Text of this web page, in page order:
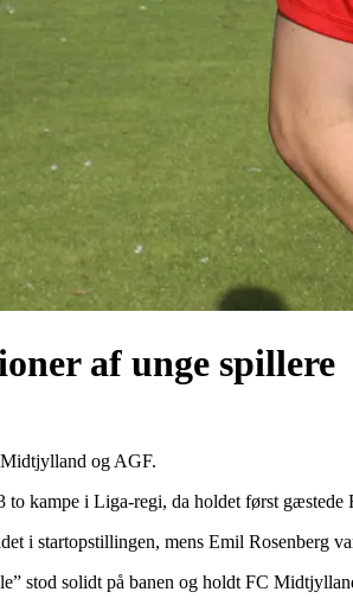
af unge spillere
og AGF.
kampe i Liga-regi, da holdet først
i startopstillingen, mens Emil Rosenberg
stod solidt på banen og holdt FC